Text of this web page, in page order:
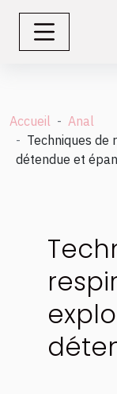
Accueil
Anal
Techniques de
détendue et